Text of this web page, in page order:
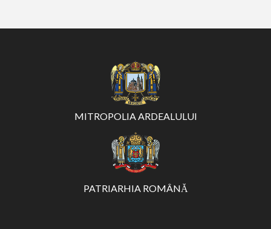
MITROPOLIA ARDEALULUI
PATRIARHIA ROMÂNĂ